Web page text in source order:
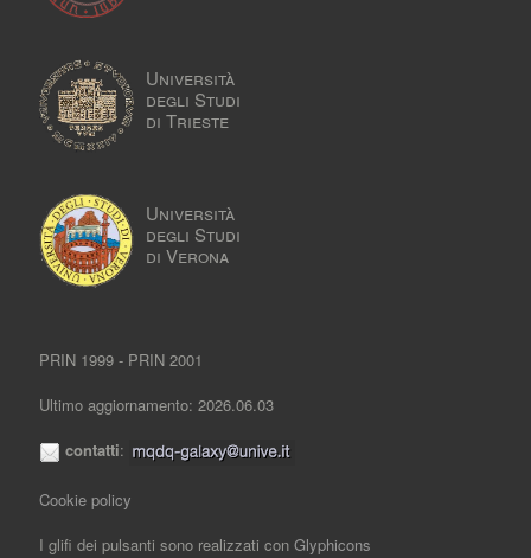
Università
degli Studi
di Trieste
Università
degli Studi
di Verona
PRIN 1999 - PRIN 2001
Ultimo aggiornamento: 2026.06.03
contatti:
Cookie policy
I glifi dei pulsanti sono realizzati conGlyphicons